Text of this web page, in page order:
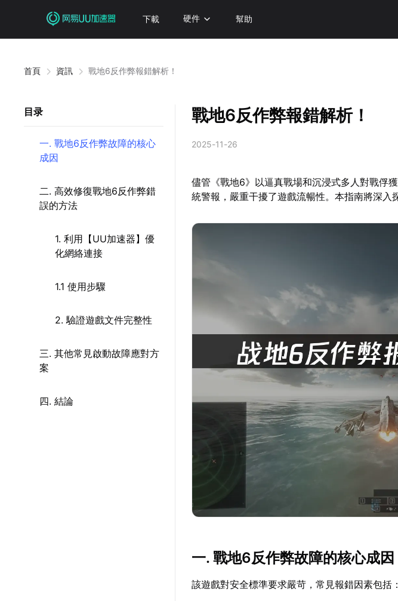
下載 硬件 幫助
首頁 資訊 戰地6反作弊報錯解析！
目录
一. 戰地6反作弊故障的核心
成因
二. 高效修復戰地6反作弊錯
誤的方法
1. 利用【UU加速器】優
化網絡連接
1.1 使用步驟
2. 驗證遊戲文件完整性
三. 其他常見啟動故障應對方
案
四. 結論
戰地6反作弊報錯解析！
2025-11-26
儘管《戰地6》以逼真戰場和沉浸式多人對戰俘
統警報，嚴重干擾了遊戲流暢性。本指南將深入
一. 戰地6反作弊故障的核心成因
該遊戲對安全標準要求嚴苛，常見報錯因素包括：